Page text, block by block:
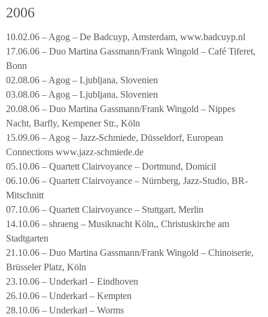
2006
10.02.06 – Agog – De Badcuyp, Amsterdam, www.badcuyp.nl
17.06.06 – Duo Martina Gassmann/Frank Wingold – Café Tiferet,
Bonn
02.08.06 – Agog – Ljubljana, Slovenien
03.08.06 – Agog – Ljubljana, Slovenien
20.08.06 – Duo Martina Gassmann/Frank Wingold – Nippes
Nacht, Barfly, Kempener Str., Köln
15.09.06 – Agog – Jazz-Schmiede, Düsseldorf, European
Connections www.jazz-schmiede.de
05.10.06 – Quartett Clairvoyance – Dortmund, Domicil
06.10.06 – Quartett Clairvoyance – Nürnberg, Jazz-Studio, BR-
Mitschnitt
07.10.06 – Quartett Clairvoyance – Stuttgart, Merlin
14.10.06 – shraeng – Musiknacht Köln,, Christuskirche am
Stadtgarten
21.10.06 – Duo Martina Gassmann/Frank Wingold – Chinoiserie,
Brüsseler Platz, Köln
23.10.06 – Underkarl – Eindhoven
26.10.06 – Underkarl – Kempten
28.10.06 – Underkarl – Worms